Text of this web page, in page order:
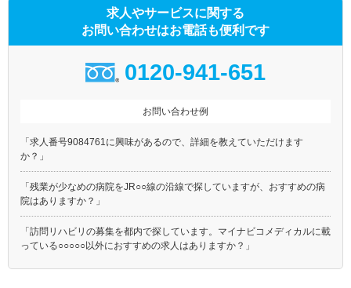
求人やサービスに関する
お問い合わせはお電話も便利です
0120-941-651
お問い合わせ例
「求人番号9084761に興味があるので、詳細を教えていただけます
か？」
「残業が少なめの病院をJR○○線の沿線で探していますが、おすすめの病
院はありますか？」
「訪問リハビリの募集を都内で探しています。マイナビコメディカルに載
っている○○○○○以外におすすめの求人はありますか？」